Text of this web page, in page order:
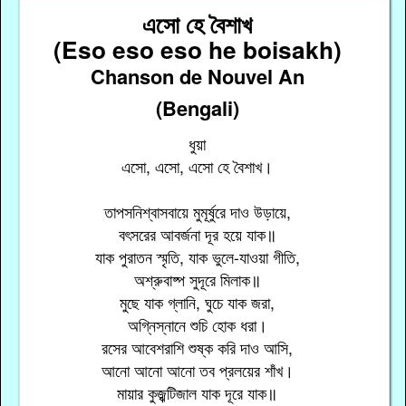
এসো হে বৈশাখ
(Eso eso eso he boisakh)
Chanson de Nouvel An
(Bengali)
ধুয়া
এসো, এসো, এসো হে বৈশাখ।
তাপসনিশ্বাসবায়ে মুমূর্ষুরে দাও উড়ায়ে,
বৎসরের আবর্জনা দূর হয়ে যাক॥
যাক পুরাতন স্মৃতি, যাক ভুলে-যাওয়া গীতি,
অশ্রুবাষ্প সুদূরে মিলাক॥
মুছে যাক গ্লানি, ঘুচে যাক জরা,
অগ্নিস্নানে শুচি হোক ধরা।
রসের আবেশরাশি শুষ্ক করি দাও আসি,
আনো আনো আনো তব প্রলয়ের শাঁখ।
মায়ার কুজ্ঝটিজাল যাক দূরে যাক॥